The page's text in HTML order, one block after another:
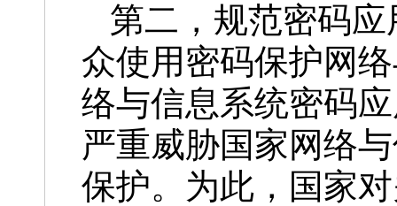
第二，规范密码
众使用密码保护网
络与信息系统密码
严重威胁国家网络
保护。为此，国家